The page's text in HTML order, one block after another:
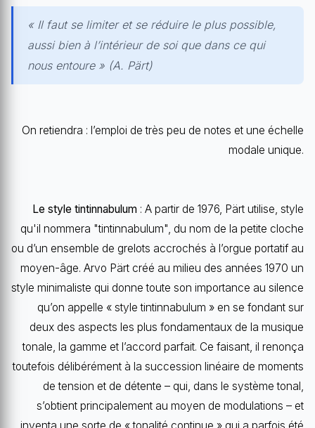
« Il faut se limiter et se réduire le plus possible,
aussi bien à l’intérieur de soi que dans ce qui
nous entoure » (A. Pärt)
On retiendra : l’emploi de très peu de notes et une échelle
modale unique.
Le style tintinnabulum : A partir de 1976, Pärt utilise, style
qu'il nommera "tintinnabulum", du nom de la petite cloche
ou d’un ensemble de grelots accrochés à l’orgue portatif au
moyen-âge. Arvo Pärt créé au milieu des années 1970 un
style minimaliste qui donne toute son importance au silence
qu’on appelle « style tintinnabulum » en se fondant sur
deux des aspects les plus fondamentaux de la musique
tonale, la gamme et l’accord parfait. Ce faisant, il renonça
toutefois délibérément à la succession linéaire de moments
de tension et de détente – qui, dans le système tonal,
s’obtient principalement au moyen de modulations – et